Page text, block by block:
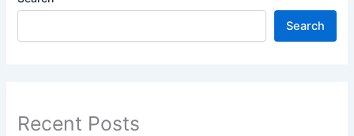
Search
Recent Posts